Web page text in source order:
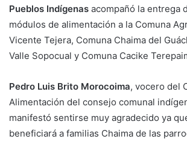
Pueblos Indígenas acompañó la entrega
módulos de alimentación a la Comuna
Vicente Tejera, Comuna Chaima del
Valle Sopocual y Comuna Cacike
Pedro Luis Brito Morocoima, vocero del
Alimentación del consejo comunal
manifestó sentirse muy agradecido ya
beneficiará a familias Chaima de las